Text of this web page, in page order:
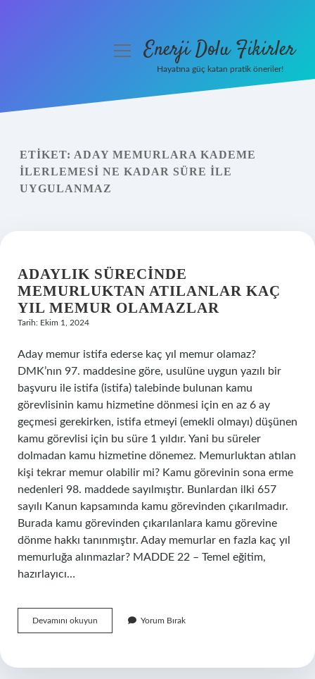
Yasal Uyarı
Hakkımızda
menüyüEnerji Dolu Fikirler
Hayatına güç katan pratik öneriler!
ETIKET: ADAY MEMURLARA KADEME
ILERLEMESI NE KADAR SÜRE ILE
UYGULANMAZ
ADAYLIK SÜRECINDE
MEMURLUKTAN ATILANLAR KAÇ
YIL MEMUR OLAMAZLAR
Tarih: Ekim 1, 2024
Aday memur istifa ederse kaç yıl memur olamaz?
DMK’nın 97. maddesine göre, usulüne uygun yazılı bir
başvuru ile istifa (istifa) talebinde bulunan kamu
görevlisinin kamu hizmetine dönmesi için en az 6 ay
geçmesi gerekirken, istifa etmeyi (emekli olmayı) düşünen
kamu görevlisi için bu süre 1 yıldır. Yani bu süreler
dolmadan kamu hizmetine dönemez. Memurluktan atılan
kişi tekrar memur olabilir mi? Kamu görevinin sona erme
nedenleri 98. maddede sayılmıştır. Bunlardan ilki 657
sayılı Kanun kapsamında kamu görevinden çıkarılmadır.
Burada kamu görevinden çıkarılanlara kamu görevine
dönme hakkı tanınmıştır. Aday memurlar en fazla kaç yıl
memurluğa alınmazlar? MADDE 22 – Temel eğitim,
hazırlayıcı…
Devamını okuyun
Sürecinde
Kaç
Yorum Bırak